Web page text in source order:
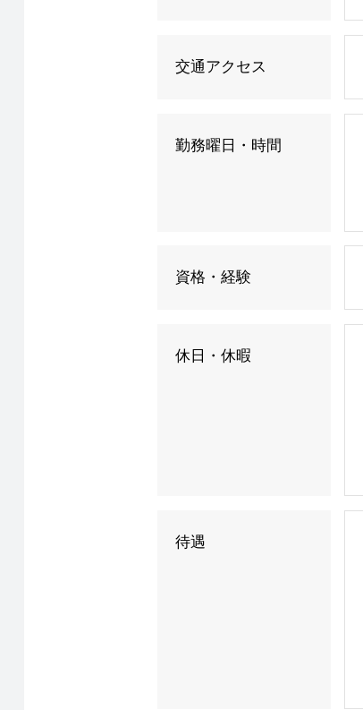
交通アクセス
勤務曜日・時間
資格・経験
休日・休暇
待遇